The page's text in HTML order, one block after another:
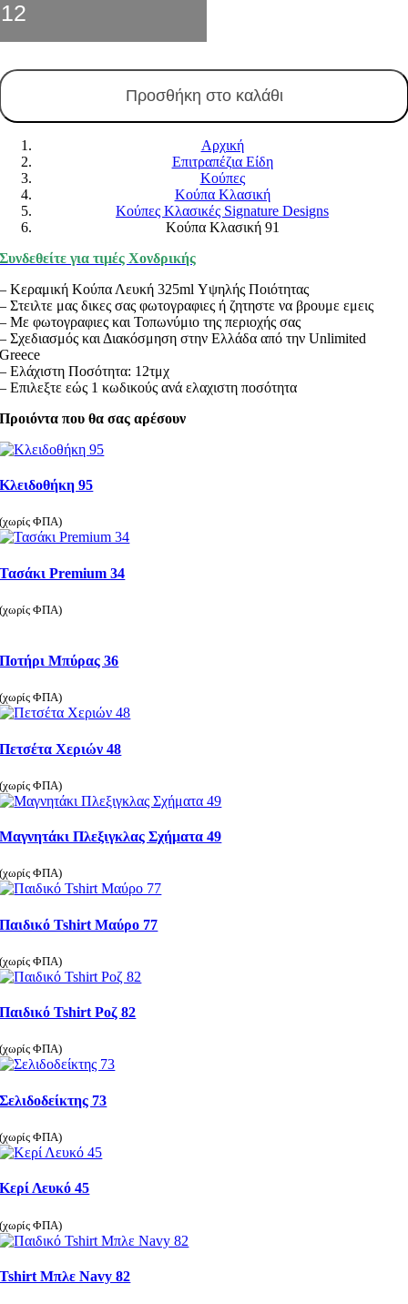
Προσθήκη στο καλάθι
Αρχική
Επιτραπέζια Είδη
Κούπες
Κούπα Κλασική
Κούπες Κλασικές Signature Designs
Κούπα Κλασική 91
Συνδεθείτε για τιμές Χονδρικής
– Κεραμική Κούπα Λευκή 325ml Υψηλής Ποιότητας
– Στειλτε μας δικες σας φωτογραφιες ή ζητηστε να βρουμε εμεις
– Με φωτογραφιες και Τοπωνύμιο της περιοχής σας
– Σχεδιασμός και Διακόσμηση στην Ελλάδα από την Unlimited
Greece
– Ελάχιστη Ποσότητα: 12τμχ
– Επιλεξτε εώς 1 κωδικούς ανά ελαχιστη ποσότητα
Προιόντα που θα σας αρέσουν
Κλειδοθήκη 95
(χωρίς ΦΠΑ)
Τασάκι Premium 34
(χωρίς ΦΠΑ)
Ποτήρι Μπύρας 36
(χωρίς ΦΠΑ)
Πετσέτα Χεριών 48
(χωρίς ΦΠΑ)
Μαγνητάκι Πλεξιγκλας Σχήματα 49
(χωρίς ΦΠΑ)
Παιδικό Tshirt Μαύρο 77
(χωρίς ΦΠΑ)
Παιδικό Tshirt Ροζ 82
(χωρίς ΦΠΑ)
Σελιδοδείκτης 73
(χωρίς ΦΠΑ)
Κερί Λευκό 45
(χωρίς ΦΠΑ)
Tshirt Μπλε Navy 82